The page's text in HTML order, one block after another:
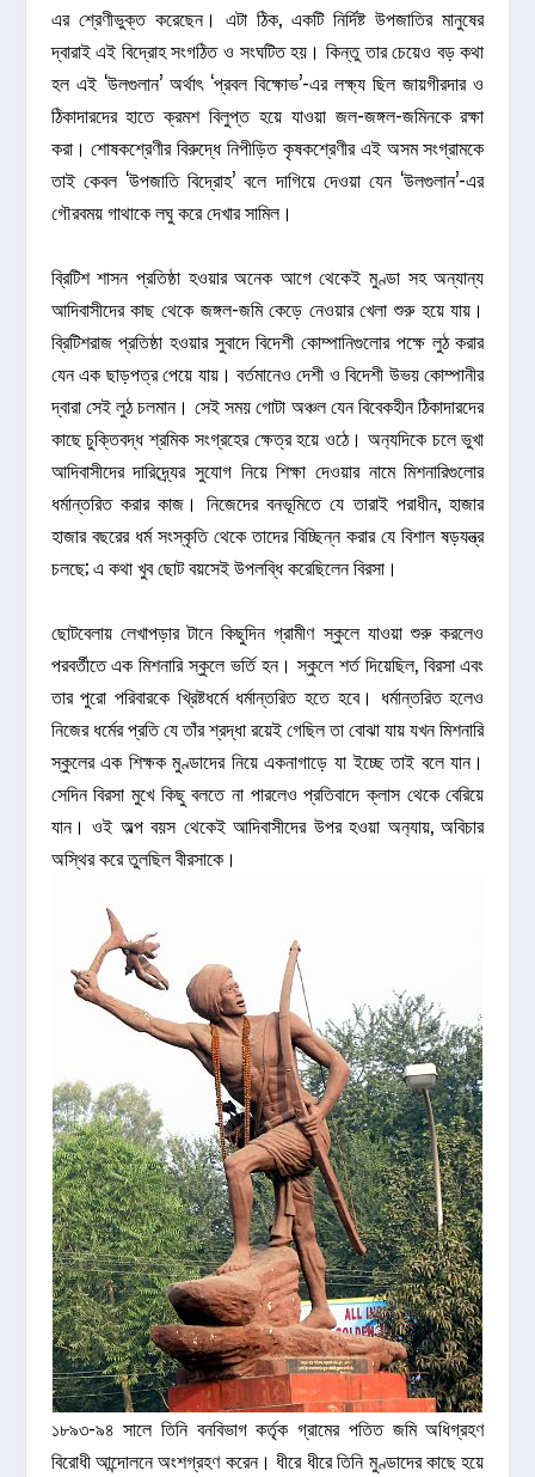
এর শ্রেণীভুক্ত করেছেন। এটা ঠিক, একটি নির্দিষ্ট উপজাতির মানুষের
দ্বারাই এই বিদ্রোহ সংগঠিত ও সংঘটিত হয়। কিন্তু তার চেয়েও বড় কথা
হল এই ‘উলগুলান’ অর্থাৎ ‘প্রবল বিক্ষোভ’-এর লক্ষ্য ছিল জায়গীরদার ও
ঠিকাদারদের হাতে ক্রমশ বিলুপ্ত হয়ে যাওয়া জল-জঙ্গল-জমিনকে রক্ষা
করা। শোষকশ্রেণীর বিরুদ্ধে নিপীড়িত কৃষকশ্রেণীর এই অসম সংগ্রামকে
তাই কেবল ‘উপজাতি বিদ্রোহ’ বলে দাগিয়ে দেওয়া যেন ‘উলগুলান’-এর
গৌরবময় গাথাকে লঘু করে দেখার সামিল।
ব্রিটিশ শাসন প্রতিষ্ঠা হওয়ার অনেক আগে থেকেই মুণ্ডা সহ অন্যান্য
আদিবাসীদের কাছ থেকে জঙ্গল-জমি কেড়ে নেওয়ার খেলা শুরু হয়ে যায়।
ব্রিটিশরাজ প্রতিষ্ঠা হওয়ার সুবাদে বিদেশী কোম্পানিগুলোর পক্ষে লুঠ করার
যেন এক ছাড়পত্র পেয়ে যায়। বর্তমানেও দেশী ও বিদেশী উভয় কোম্পানীর
দ্বারা সেই লুঠ চলমান। সেই সময় গোটা অঞ্চল যেন বিবেকহীন ঠিকাদারদের
কাছে চুক্তিবদ্ধ শ্রমিক সংগ্রহের ক্ষেত্র হয়ে ওঠে। অন্যদিকে চলে ভুখা
আদিবাসীদের দারিদ্র্যের সুযোগ নিয়ে শিক্ষা দেওয়ার নামে মিশনারিগুলোর
ধর্মান্তরিত করার কাজ। নিজেদের বনভূমিতে যে তারাই পরাধীন, হাজার
হাজার বছরের ধর্ম সংস্কৃতি থেকে তাদের বিচ্ছিন্ন করার যে বিশাল ষড়যন্ত্র
চলছে; এ কথা খুব ছোট বয়সেই উপলব্ধি করেছিলেন বিরসা।
ছোটবেলায় লেখাপড়ার টানে কিছুদিন গ্রামীণ স্কুলে যাওয়া শুরু করলেও
পরবর্তীতে এক মিশনারি স্কুলে ভর্তি হন। স্কুলে শর্ত দিয়েছিল, বিরসা এবং
তার পুরো পরিবারকে খ্রিষ্টধর্মে ধর্মান্তরিত হতে হবে। ধর্মান্তরিত হলেও
নিজের ধর্মের প্রতি যে তাঁর শ্রদ্ধা রয়েই গেছিল তা বোঝা যায় যখন মিশনারি
স্কুলের এক শিক্ষক মুণ্ডাদের নিয়ে একনাগাড়ে যা ইচ্ছে তাই বলে যান।
সেদিন বিরসা মুখে কিছু বলতে না পারলেও প্রতিবাদে ক্লাস থেকে বেরিয়ে
যান। ওই অল্প বয়স থেকেই আদিবাসীদের উপর হওয়া অন্যায়, অবিচার
অস্থির করে তুলছিল বীরসাকে।
১৮৯৩-৯৪ সালে তিনি বনবিভাগ কর্তৃক গ্রামের পতিত জমি অধিগ্রহণ
বিরোধী আন্দোলনে অংশগ্রহণ করেন। ধীরে ধীরে তিনি মুণ্ডাদের কাছে হয়ে